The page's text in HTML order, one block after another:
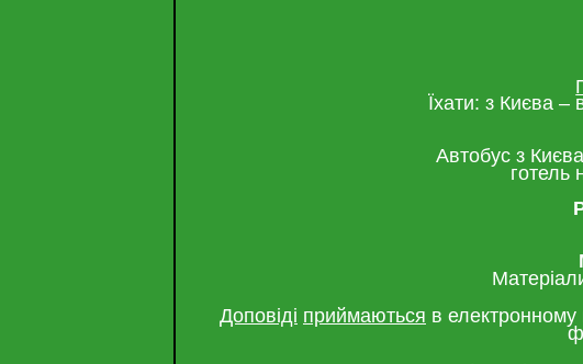
Їхати: з Києва –
Автобус з
готель
Доповіді приймаються в електронному